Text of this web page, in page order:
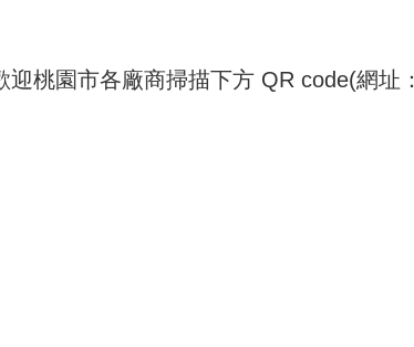
桃園市各廠商掃描下方 QR code(網址：